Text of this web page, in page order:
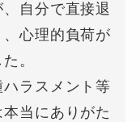
自分で直接退
心理的負荷が
。
ラスメント等
当にありがた